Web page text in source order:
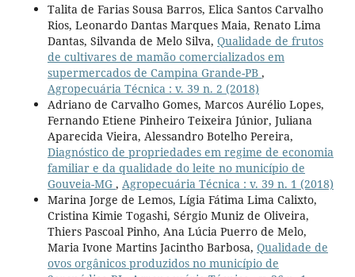
Talita de Farias Sousa Barros, Elica Santos Carvalho
Rios, Leonardo Dantas Marques Maia, Renato Lima
Dantas, Silvanda de Melo Silva, Qualidade de frutos
de cultivares de mamão comercializados em
supermercados de Campina Grande-PB ,
Agropecuária Técnica : v. 39 n. 2 (2018)
Adriano de Carvalho Gomes, Marcos Aurélio Lopes,
Fernando Etiene Pinheiro Teixeira Júnior, Juliana
Aparecida Vieira, Alessandro Botelho Pereira,
Diagnóstico de propriedades em regime de economia
familiar e da qualidade do leite no município de
Gouveia-MG , Agropecuária Técnica : v. 39 n. 1 (2018)
Marina Jorge de Lemos, Lígia Fátima Lima Calixto,
Cristina Kimie Togashi, Sérgio Muniz de Oliveira,
Thiers Pascoal Pinho, Ana Lúcia Puerro de Melo,
Maria Ivone Martins Jacintho Barbosa, Qualidade de
ovos orgânicos produzidos no município de